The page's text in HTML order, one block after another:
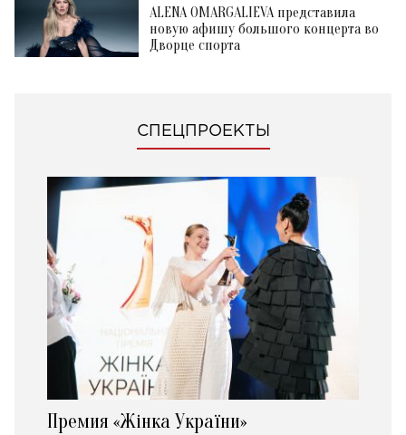
ALENA OMARGALIEVA представила
новую афишу большого концерта во
Дворце спорта
СПЕЦПРОЕКТЫ
Премия «Жінка України»